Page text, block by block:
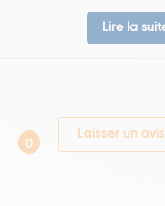
Lire la
0
Laisser un avis